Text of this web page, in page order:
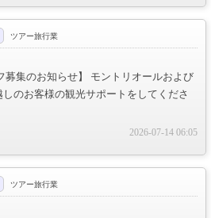
ツアー旅行業
募集のお知らせ】 モントリオールおよび
のお客様の観光サポートをしてくださ
2026-07-14 06:05
ツアー旅行業